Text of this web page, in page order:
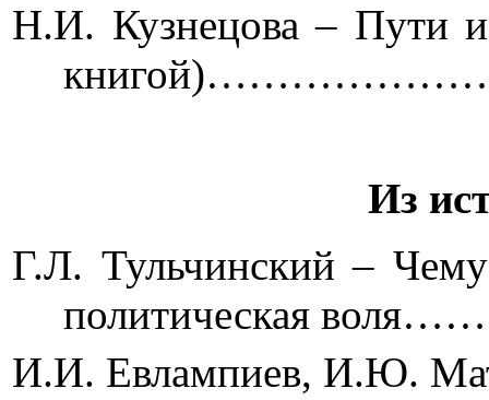
Н.И. Кузнецова – Пути и
Из
Г.Л. Тульчинский –
И.И. Евлампиев, И.Ю.